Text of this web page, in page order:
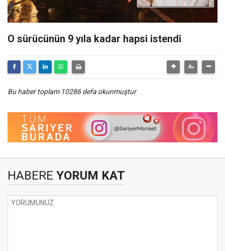
O sürücünün 9 yıla kadar hapsi istendi
Bu haber toplam 10286 defa okunmuştur
HABERE YORUM KAT